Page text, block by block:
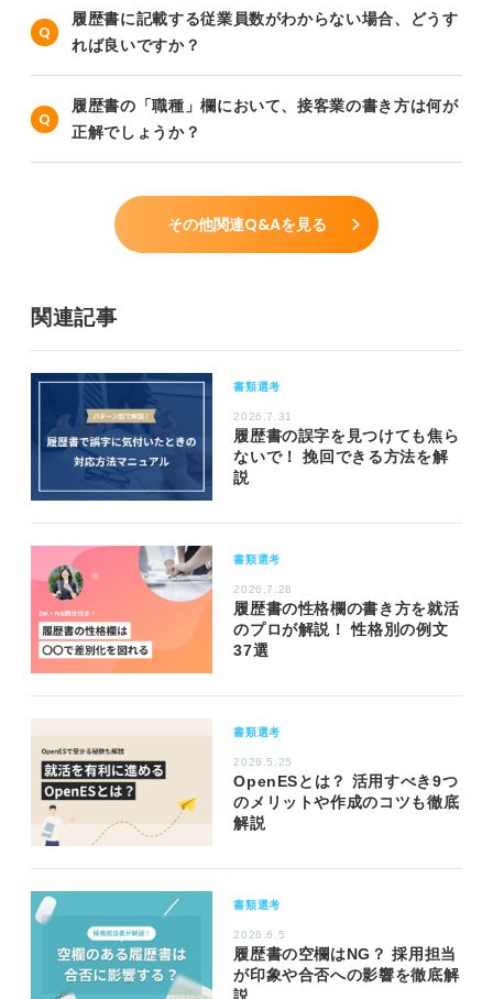
履歴書に記載する従業員数がわからない場合、どうす
れば良いですか？
履歴書の「職種」欄において、接客業の書き方は何が
正解でしょうか？
その他関連Q&Aを見る
関連記事
書類選考
2026.7.31
履歴書の誤字を見つけても焦ら
ないで！ 挽回できる方法を解
説
書類選考
2026.7.28
履歴書の性格欄の書き方を就活
のプロが解説！ 性格別の例文
37選
書類選考
2026.5.25
OpenESとは？ 活用すべき9つ
のメリットや作成のコツも徹底
解説
書類選考
2026.6.5
履歴書の空欄はNG？ 採用担当
が印象や合否への影響を徹底解